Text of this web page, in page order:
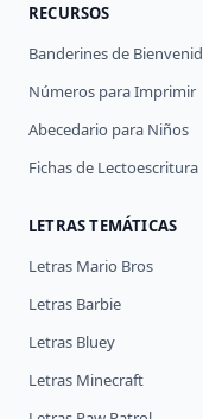
RECURSOS
Banderines de
Números para Imprimir
Abecedario para Niños
Fichas de Lectoescritura
LETRAS TEMÁTICAS
Letras Mario Bros
Letras Barbie
Letras Bluey
Letras Minecraft